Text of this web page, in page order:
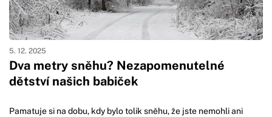
Dva metry sněhu? Nezapomenutelné
dětství našich babiček
5. 12. 2025
Pamatuje si na dobu, kdy bylo tolik sněhu, že jste nemohli ani